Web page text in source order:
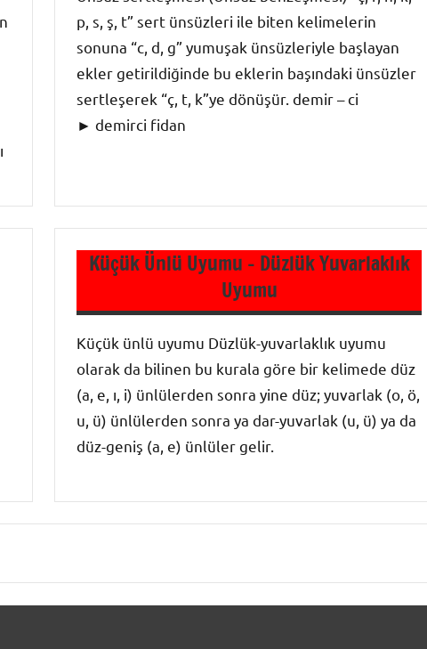
-
Türkçenin
Ses
Özellikleri
p, s, ş, t” sert ünsüzleri ile biten kelimelerin
sonuna “c, d, g” yumuşak ünsüzleriyle başlayan
ekler getirildiğinde bu eklerin başındaki ünsüzler
sertleşerek “ç, t, k”ye dönüşür. demir – ci
► demirci fidan
Ses Bilgisi
Ses
Özellikleri
Küçük Ünlü Uyumu – Düzlük Yuvarlaklık
Uyumu
Küçük ünlü uyumu Düzlük-yuvarlaklık uyumu
olarak da bilinen bu kurala göre bir kelimede düz
(a, e, ı, i) ünlülerden sonra yine düz; yuvarlak (o, ö,
u, ü) ünlülerden sonra ya dar-yuvarlak (u, ü) ya da
düz-geniş (a, e) ünlüler gelir.